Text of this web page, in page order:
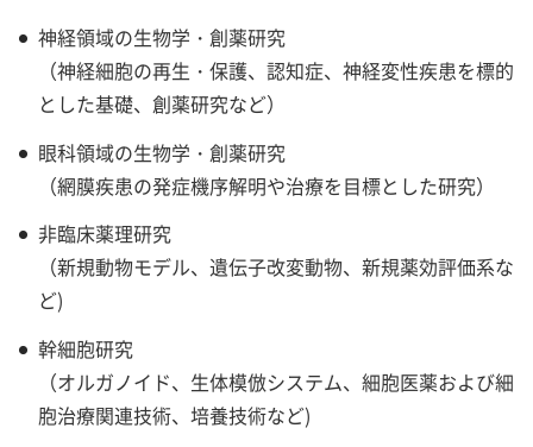
神経領域の生物学・創薬研究
（神経細胞の再生・保護、認知症、神経変性疾患を標的
とした基礎、創薬研究など）
眼科領域の生物学・創薬研究
（網膜疾患の発症機序解明や治療を目標とした研究）
非臨床薬理研究
（新規動物モデル、遺伝子改変動物、新規薬効評価系な
ど)
幹細胞研究
（オルガノイド、生体模倣システム、細胞医薬および細
胞治療関連技術、培養技術など)